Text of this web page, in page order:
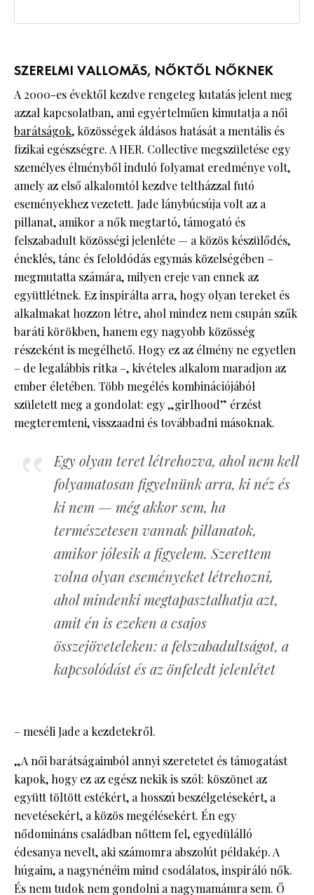
SZERELMI VALLOMÁS, NŐKTŐL NŐKNEK
A 2000-es évektől kezdve rengeteg kutatás jelent meg
azzal kapcsolatban, ami egyértelműen kimutatja a női
barátságok, közösségek áldásos hatását a mentális és
fizikai egészségre. A HER. Collective megszületése egy
személyes élményből induló folyamat eredménye volt,
amely az első alkalomtól kezdve teltházzal futó
eseményekhez vezetett. Jade lánybúcsúja volt az a
pillanat, amikor a nők megtartó, támogató és
felszabadult közösségi jelenléte — a közös készülődés,
éneklés, tánc és feloldódás egymás közelségében –
megmutatta számára, milyen ereje van ennek az
együttlétnek. Ez inspirálta arra, hogy olyan tereket és
alkalmakat hozzon létre, ahol mindez nem csupán szűk
baráti körökben, hanem egy nagyobb közösség
részeként is megélhető. Hogy ez az élmény ne egyetlen
– de legalábbis ritka –, kivételes alkalom maradjon az
ember életében. Több megélés kombinációjából
született meg a gondolat: egy „girlhood” érzést
megteremteni, visszaadni és továbbadni másoknak.
Egy olyan teret létrehozva, ahol nem kell
folyamatosan figyelnünk arra, ki néz és
ki nem — még akkor sem, ha
természetesen vannak pillanatok,
amikor jólesik a figyelem. Szerettem
volna olyan eseményeket létrehozni,
ahol mindenki megtapasztalhatja azt,
amit én is ezeken a csajos
összejöveteleken: a felszabadultságot, a
kapcsolódást és az önfeledt jelenlétet
– meséli Jade a kezdetekről.
„A női barátságaimból annyi szeretetet és támogatást
kapok, hogy ez az egész nekik is szól: köszönet az
együtt töltött estékért, a hosszú beszélgetésekért, a
nevetésekért, a közös megélésekért. Én egy
nődomináns családban nőttem fel, egyedülálló
édesanya nevelt, aki számomra abszolút példakép. A
húgaim, a nagynénéim mind csodálatos, inspiráló nők.
És nem tudok nem gondolni a nagymamámra sem. Ő